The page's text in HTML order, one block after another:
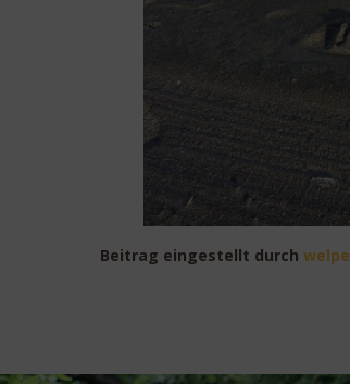
Beitrag eingestellt durch eplew